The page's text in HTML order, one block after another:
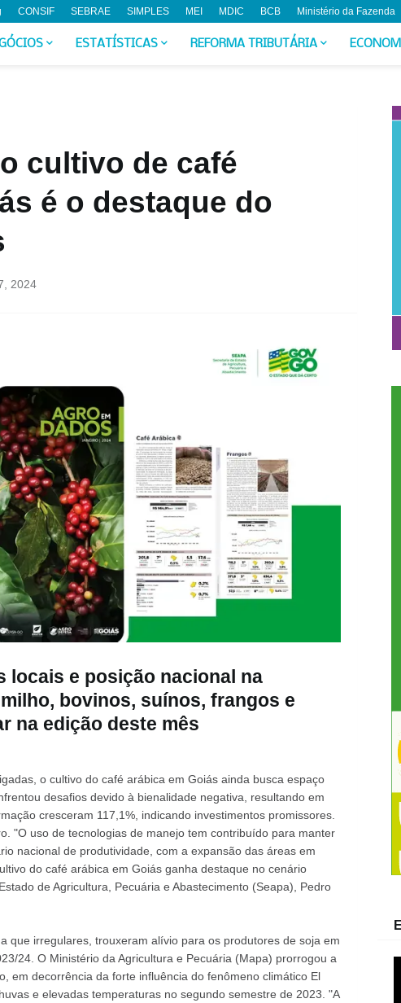
CONSIF SEBRAE SIMPLES MEI MDIC BCB Ministério da Fazenda
ESTATÍSTICAS REFORMA TRIBUTÁRIA
cultivo de café
é o destaque do
2024
locais e posição nacional na
bovinos, suínos, frangos e
na edição deste mês
o cultivo do café arábica em Goiás ainda busca espaço
desafios devido à bienalidade negativa, resultando em
cresceram 117,1%, indicando investimentos promissores.
"O uso de tecnologias de manejo tem contribuído para manter
nacional de produtividade, com a expansão das áreas em
do café arábica em Goiás ganha destaque no cenário
de Agricultura, Pecuária e Abastecimento (Seapa), Pedro
que irregulares, trouxeram alívio para os produtores de soja em
24. O Ministério da Agricultura e Pecuária (Mapa) prorrogou a
em decorrência da forte influência do fenômeno climático El
e elevadas temperaturas no segundo semestre de 2023. "A